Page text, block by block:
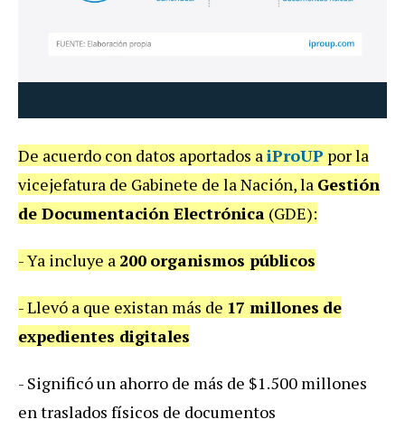
De acuerdo con datos aportados a iProUP por la
vicejefatura de Gabinete de la Nación, la Gestión
de Documentación Electrónica (GDE):
- Ya incluye a 200 organismos públicos
- Llevó a que existan más de 17 millones de
expedientes digitales
- Significó un ahorro de más de $1.500 millones
en traslados físicos de documentos